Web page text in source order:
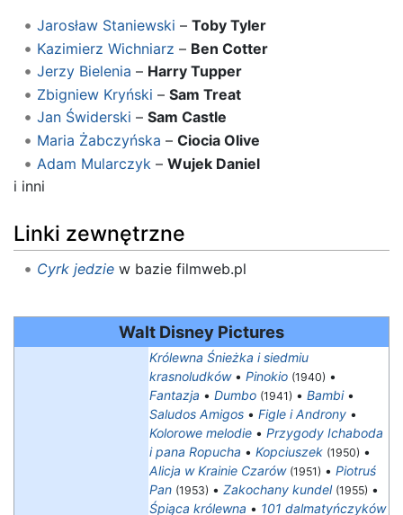
Jarosław Staniewski – Toby Tyler
Kazimierz Wichniarz – Ben Cotter
Jerzy Bielenia – Harry Tupper
Zbigniew Kryński – Sam Treat
Jan Świderski – Sam Castle
Maria Żabczyńska – Ciocia Olive
Adam Mularczyk – Wujek Daniel
i inni
Linki zewnętrzne
Cyrk jedziew bazie filmweb.pl
Walt Disney Pictures
Królewna Śnieżka i siedmiu
krasnoludków• Pinokio (1940) •
Fantazja • Dumbo (1941) • Bambi•
Saludos Amigos • Figle i Androny •
Kolorowe melodie • Przygody Ichaboda
i pana Ropucha • Kopciuszek (1950) •
Alicja w Krainie Czarów (1951) • Piotruś
Pan (1953) • Zakochany kundel (1955) •
Śpiąca królewna • 101 dalmatyńczyków